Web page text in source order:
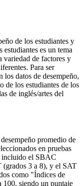
de los estudiantes y
es un tema
variedad de factores y
Para ser
los datos de desempeño,
de los estudiantes de los
de inglés/artes del
promedio de
en pruebas
incluido el SBAC
(grados 3 a 8), y el SAT
como "Índices de
100, siendo un puntaje